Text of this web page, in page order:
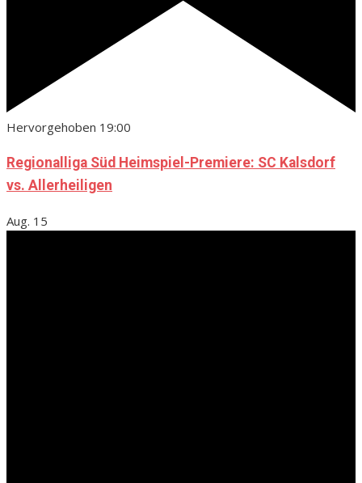
Hervorgehoben 19:00
Regionalliga Süd Heimspiel-Premiere: SC Kalsdorf
vs. Allerheiligen
Aug. 15